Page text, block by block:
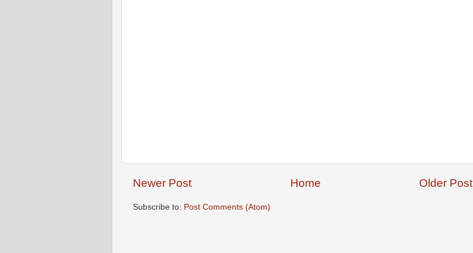
Newer Post Older Post
Home
Subscribe to: Post Comments (Atom)